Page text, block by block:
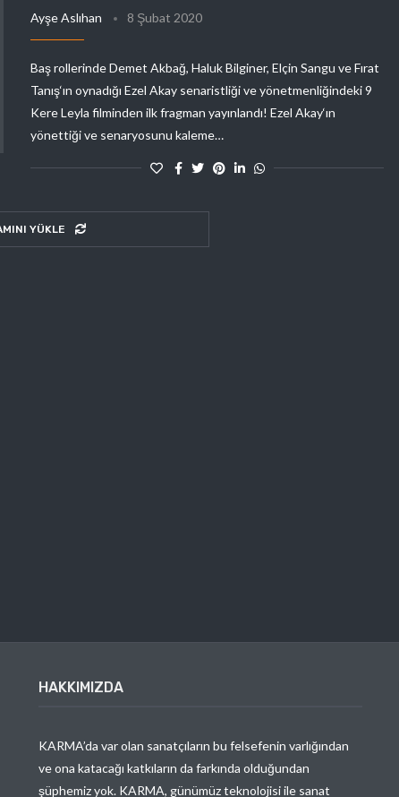
Ayşe Aslıhan 8 Şubat 2020
Baş rollerinde Demet Akbağ, Haluk Bilginer, Elçin Sangu ve Fırat
Tanış‘ın oynadığı Ezel Akay senaristliği ve yönetmenliğindeki 9
Kere Leyla filminden ilk fragman yayınlandı! Ezel Akay‘ın
yönettiği ve senaryosunu kaleme…
YÜKLE
HAKKIMIZDA
KARMA’da var olan sanatçıların bu felsefenin varlığından
ve ona katacağı katkıların da farkında olduğundan
şüphemiz yok. KARMA, günümüz teknolojisi ile sanat